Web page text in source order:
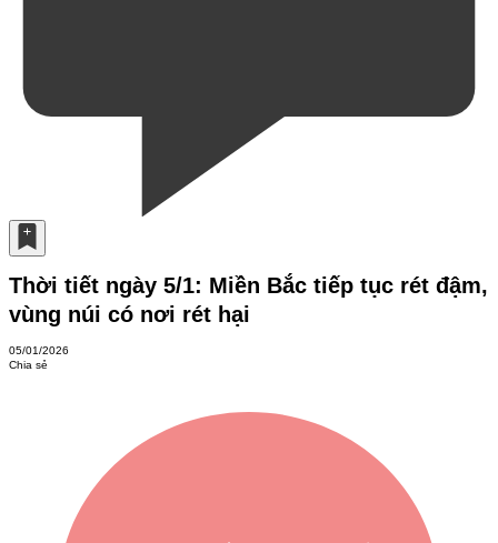
Thời tiết ngày 5/1: Miền Bắc tiếp tục rét đậm,
vùng núi có nơi rét hại
05/01/2026
Chia sẻ